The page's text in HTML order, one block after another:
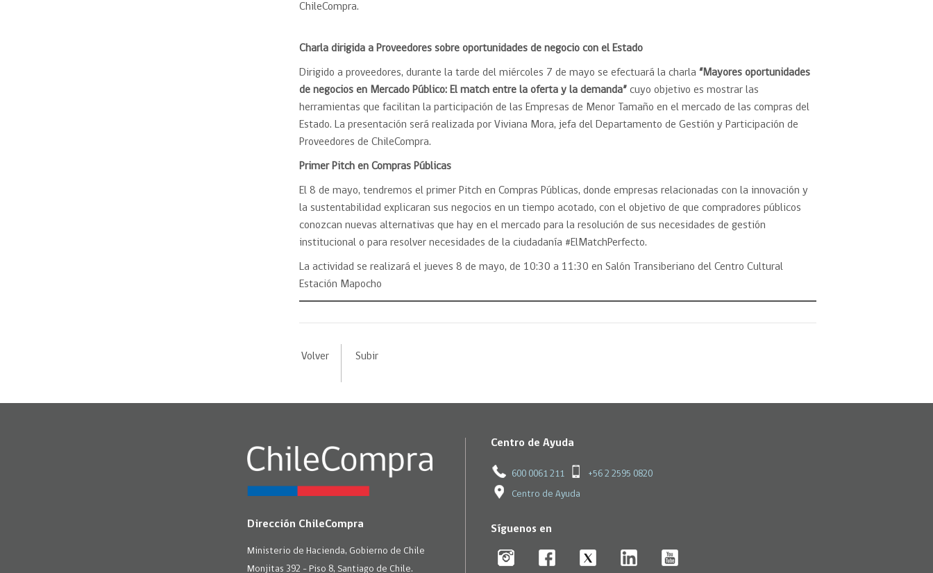
ChileCompra.
Charla dirigida a Proveedores sobre oportunidades de negocio con el Estado
Dirigido a proveedores, durante la tarde del miércoles 7 de mayo se efectuará la charla“Mayores oportunidades
de negocios en Mercado Público: El match entre la oferta y la demanda” cuyo objetivo es mostrar las
herramientas que facilitan la participación de las Empresas de Menor Tamaño en el mercado de las compras del
Estado. La presentación será realizada por Viviana Mora, jefa del Departamento de Gestión y Participación de
Proveedores de ChileCompra.
Primer Pitch en Compras Públicas
El 8 de mayo, tendremos el primer Pitch en Compras Públicas, donde empresas relacionadas con la innovación y
la sustentabilidad explicaran sus negocios en un tiempo acotado, con el objetivo de que compradores públicos
conozcan nuevas alternativas que hay en el mercado para la resolución de sus necesidades de gestión
institucional o para resolver necesidades de la ciudadanía #ElMatchPerfecto.
La actividad se realizará el jueves 8 de mayo, de 10:30 a 11:30 en Salón Transiberiano del Centro Cultural
Estación Mapocho
Volver Subir
Dirección ChileCompra
Ministerio de Hacienda, Gobierno de Chile
Monjitas 392 - Piso 8, Santiago de Chile.
Centro de Ayuda
600 0061 211 +56 2 2595 0820
Centro de Ayuda
Síguenos en